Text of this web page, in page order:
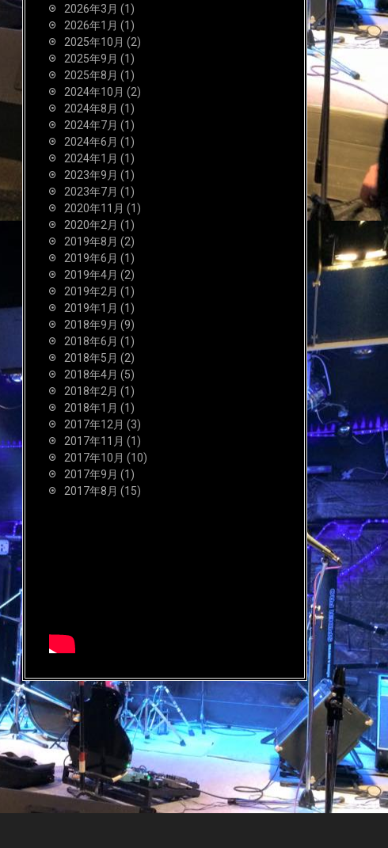
2026年3月 (1)
2026年1月 (1)
2025年10月 (2)
2025年9月 (1)
2025年8月 (1)
2024年10月 (2)
2024年8月 (1)
2024年7月 (1)
2024年6月 (1)
2024年1月 (1)
2023年9月 (1)
2023年7月 (1)
2020年11月 (1)
2020年2月 (1)
2019年8月 (2)
2019年6月 (1)
2019年4月 (2)
2019年2月 (1)
2019年1月 (1)
2018年9月 (9)
2018年6月 (1)
2018年5月 (2)
2018年4月 (5)
2018年2月 (1)
2018年1月 (1)
2017年12月 (3)
2017年11月 (1)
2017年10月 (10)
2017年9月 (1)
2017年8月 (15)